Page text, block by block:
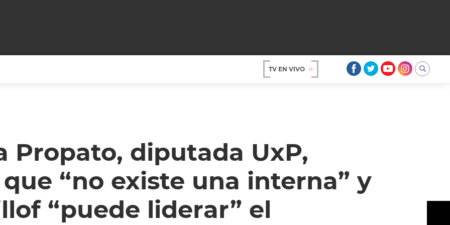
ARGENTINA
UN CAMBIO
ENTROMETIDOS EN LA TELE
ENTRE NOS
MODO FONTEVECCHIA
PERIODISMO PURO
REPERFILAR
FIESTAS ARGENTINAS
FULL FACE TV
DESAFÍO 10 AÑOS MENOS
AGENDA CORPORATIVA
TV EN VIVO
Propato, diputada UxP,
“no existe una interna” y
“puede liderar” el